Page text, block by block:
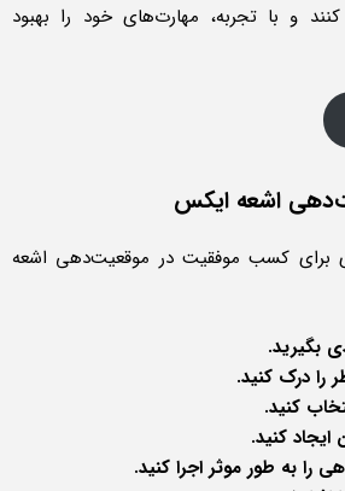
و با تجربه، مهارت‌های خود را بهبود
اشعه ایکس
برای کسب موفقیت در موقعیت‌دهی اشعه
بگیرید.
را درک کنید.
کنید.
کنید.
به طور موثر اجرا کنید.